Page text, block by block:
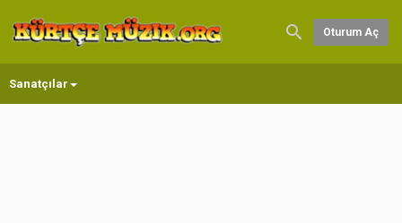
Oturum Aç
Sanatçılar